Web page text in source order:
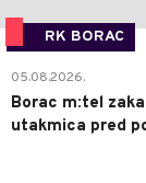
RK BORAC
05.08.2026.
Borac m:tel
utakmica pred